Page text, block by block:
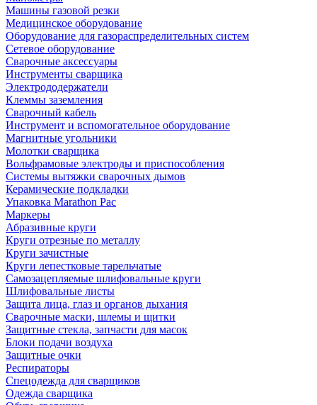
Машины газовой резки
Медицинское оборудование
Оборудование для газораспределительных систем
Сетевое оборудование
Сварочные аксессуары
Инструменты сварщика
Электрододержатели
Клеммы заземления
Сварочный кабель
Инструмент и вспомогательное оборудование
Магнитные угольники
Молотки сварщика
Вольфрамовые электроды и приспособления
Системы вытяжки сварочных дымов
Керамические подкладки
Упаковка Marathon Pac
Маркеры
Абразивные круги
Круги отрезные по металлу
Круги зачистные
Круги лепестковые тарельчатые
Самозацепляемые шлифовальные круги
Шлифовальные листы
Защита лица, глаз и органов дыхания
Сварочные маски, шлемы и щитки
Защитные стекла, запчасти для масок
Блоки подачи воздуха
Защитные очки
Респираторы
Спецодежда для сварщиков
Одежда сварщика